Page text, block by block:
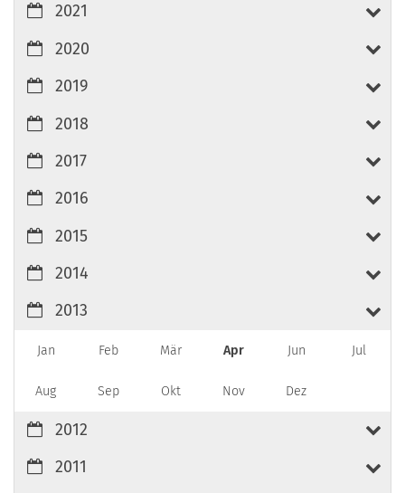
2021
2020
2019
2018
2017
2016
2015
2014
2013
Jan Feb Mär Apr Jun Jul
Aug Sep Okt Nov Dez
2012
2011